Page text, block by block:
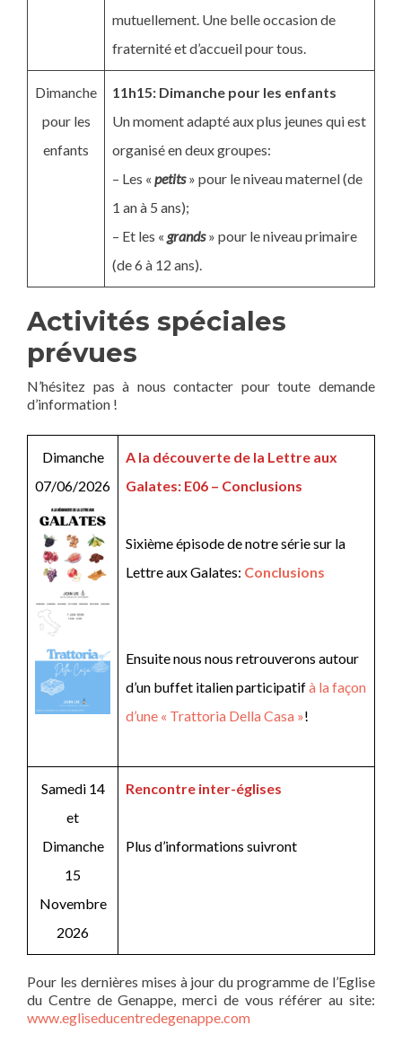
mutuellement. Une belle occasion de
fraternité et d’accueil pour tous.
Dimanche
pour les
enfants
11h15: Dimanche pour les enfants
Un moment adapté aux plus jeunes qui est
organisé en deux groupes:
– Les « petits» pour le niveau maternel (de
1 an à 5 ans);
– Et les « grands» pour le niveau primaire
(de 6 à 12 ans).
Activités spéciales
prévues
N’hésitez pas à nous contacter pour toute demande
d’information !
Dimanche
07/06/2026
A la découverte de la Lettre aux
Galates: E06 – Conclusions
Sixième épisode de notre série sur la
Lettre aux Galates: Conclusions
Ensuite nous nous retrouverons autour
d’un buffet italien participatifà la façon
d’une « Trattoria Della Casa »!
Samedi 14
et
Dimanche
15
Novembre
2026
Rencontre inter-églises
Plus d’informations suivront
Pour les dernières mises à jour du programme de l’Eglise
du Centre de Genappe, merci de vous référer au site:
www.egliseducentredegenappe.com